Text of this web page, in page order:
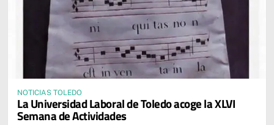
NOTICIAS TOLEDO
La Universidad Laboral de Toledo acoge la XLVI
Semana de Actividades